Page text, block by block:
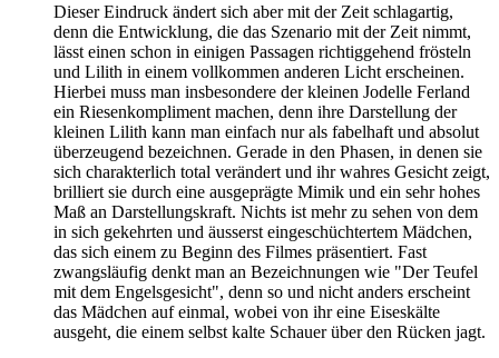
Dieser Eindruck ändert sich aber mit der Zeit schlagartig,
denn die Entwicklung, die das Szenario mit der Zeit nimmt,
lässt einen schon in einigen Passagen richtiggehend frösteln
und Lilith in einem vollkommen anderen Licht erscheinen.
Hierbei muss man insbesondere der kleinen Jodelle Ferland
ein Riesenkompliment machen, denn ihre Darstellung der
kleinen Lilith kann man einfach nur als fabelhaft und absolut
überzeugend bezeichnen. Gerade in den Phasen, in denen sie
sich charakterlich total verändert und ihr wahres Gesicht zeigt,
brilliert sie durch eine ausgeprägte Mimik und ein sehr hohes
Maß an Darstellungskraft. Nichts ist mehr zu sehen von dem
in sich gekehrten und äusserst eingeschüchtertem Mädchen,
das sich einem zu Beginn des Filmes präsentiert. Fast
zwangsläufig denkt man an Bezeichnungen wie "Der Teufel
mit dem Engelsgesicht", denn so und nicht anders erscheint
das Mädchen auf einmal, wobei von ihr eine Eiseskälte
ausgeht, die einem selbst kalte Schauer über den Rücken jagt.